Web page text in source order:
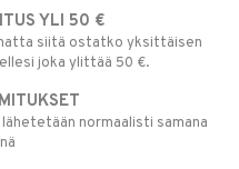
YLI 50 €
siitä ostatko yksittäisen
joka ylittää 50 €.
normaalisti samana